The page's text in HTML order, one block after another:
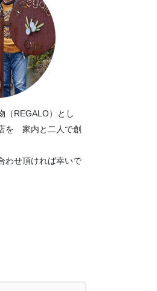
（REGALO）とし
を 家内と二人で創
わせ頂ければ幸いで